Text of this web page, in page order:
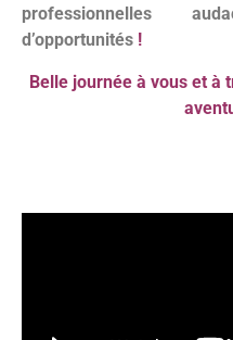
professionnelles
d’opportunités !
Belle journée à vous et à